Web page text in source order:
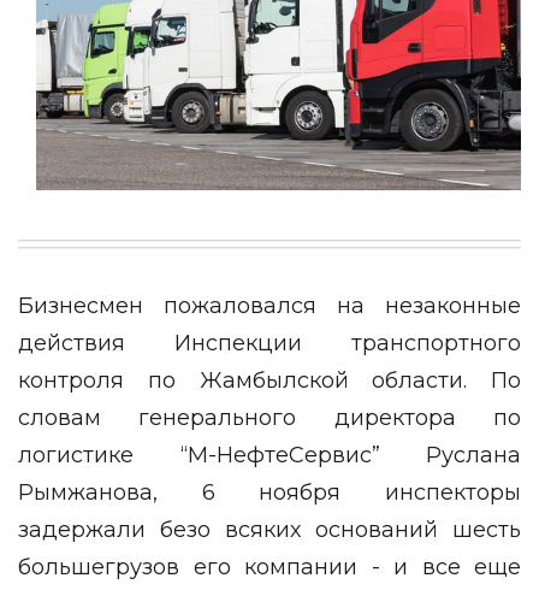
Бизнесмен пожаловался на незаконные
действия Инспекции транспортного
контроля по Жамбылской области. По
словам генерального директора по
логистике “М-НефтеСервис” Руслана
Рымжанова, 6 ноября инспекторы
задержали безо всяких оснований шесть
большегрузов его компании - и все еще